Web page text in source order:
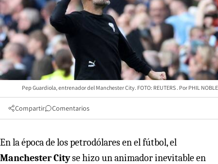
Pep Guardiola, entrenador del Manchester City. FOTO: REUTERS PHIL NOBLE
Compartir Comentarios
En la época de los petrodólares en el fútbol, el
Manchester Cityse hizo un animador inevitable en